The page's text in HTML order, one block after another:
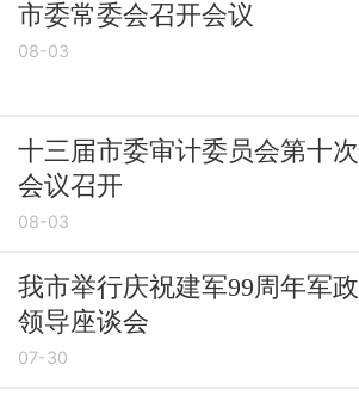
市委常委会召开会议
08-03
十三届市委审计委员会第十次
会议召开
08-03
我市举行庆祝建军99周年军政
领导座谈会
07-30